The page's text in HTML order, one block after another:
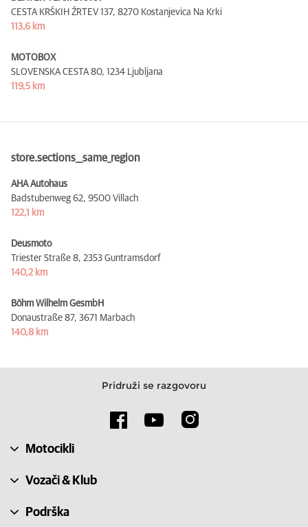
CESTA KRŠKIH ŽRTEV 137, 8270 Kostanjevica Na Krki
113,6 km
MOTOBOX
SLOVENSKA CESTA 80, 1234 Ljubljana
119,5 km
store.sections__same_region
AHA Autohaus
Badstubenweg 62, 9500 Villach
122,1 km
Deusmoto
Triester Straße 8, 2353 Guntramsdorf
140,2 km
Böhm Wilhelm GesmbH
Donaustraße 87, 3671 Marbach
140,8 km
Pridruži se razgovoru
Motocikli
Vozači & Klub
Podrška